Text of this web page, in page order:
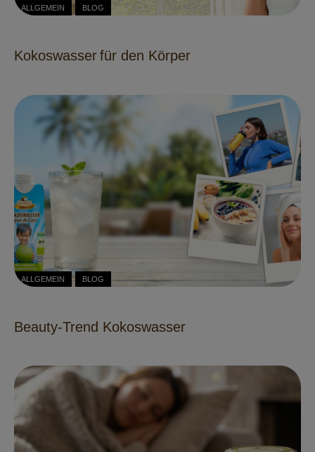
ALLGEMEIN BLOG
Kokoswasser für den Körper
ALLGEMEIN BLOG
Beauty-Trend Kokoswasser